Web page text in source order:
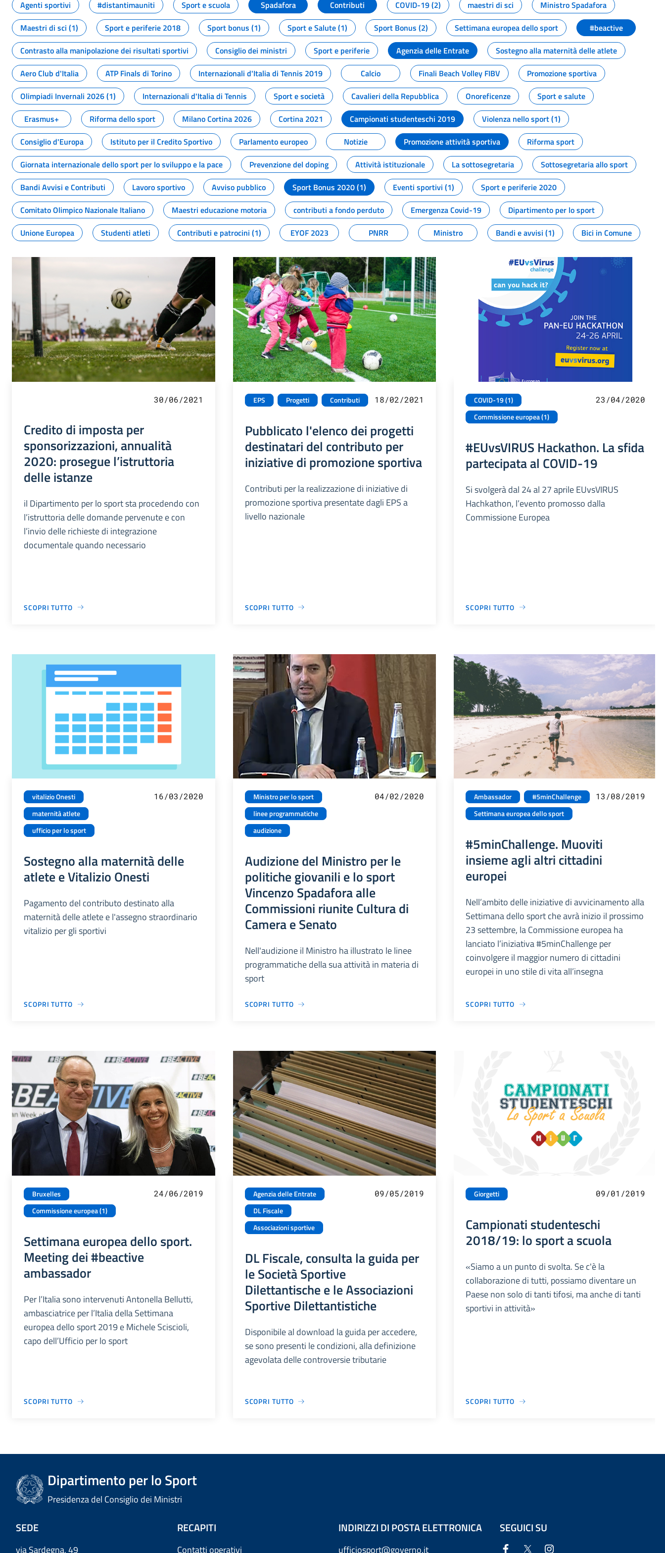
Agenti sportivi
#distantimauniti Sport e scuola Spadafora Contributi COVID-19 (2) maestri di sci
Ministro Spadafora
Maestri di sci (1)
Sport e periferie 2018 Sport bonus (1) Sport e Salute (1) Sport Bonus (2) Settimana europea dello sport
#beactive
Contrasto alla manipolazione dei risultati sportivi
Consiglio dei ministri Sport e periferie Agenzia delle Entrate
Sostegno alla maternità delle atlete
Aero Club d'Italia
ATP Finals di Torino Internazionali d'Italia di Tennis 2019 Calcio Finali Beach Volley FIBV
Promozione sportiva
Olimpiadi Invernali 2026 (1)
Internazionali d'Italia di Tennis Sport e società Cavalieri della Repubblica Onoreficenze
Sport e salute
Erasmus+
Riforma dello sport Milano Cortina 2026 Cortina 2021 Campionati studenteschi 2019
Violenza nello sport (1)
Consiglio d'Europa
Istituto per il Credito Sportivo Parlamento europeo Notizie Promozione attività sportiva
Riforma sport
Giornata internazionale dello sport per lo sviluppo e la pace
Prevenzione del doping Attività istituzionale La sottosegretaria
Sottosegretaria allo sport
Bandi Avvisi e Contributi
Lavoro sportivo Avviso pubblico Sport Bonus 2020 (1) Eventi sportivi (1)
Sport e periferie 2020
Comitato Olimpico Nazionale Italiano
Maestri educazione motoria contributi a fondo perduto Emergenza Covid-19
Dipartimento per lo sport
Unione Europea
Studenti atleti Contributi e patrocini (1) EYOF 2023 PNRR Ministro Bandi e avvisi (1) Bici in Comune
30/06/2021
Credito di imposta per
sponsorizzazioni, annualità
2020: prosegue l’istruttoria
delle istanze
il Dipartimento per lo sport sta procedendo con
l’istruttoria delle domande pervenute e con
l’invio delle richieste di integrazione
documentale quando necessario
SCOPRI TUTTO
EPS Progetti Contributi 18/02/2021
Pubblicato l'elenco dei progetti
destinatari del contributo per
iniziative di promozione sportiva
Contributi per la realizzazione di iniziative di
promozione sportiva presentate dagli EPS a
livello nazionale
SCOPRI TUTTO
COVID-19 (1)
Commissione europea (1)
23/04/2020
#EUvsVIRUS Hackathon. La sfida
partecipata al COVID-19
Si svolgerà dal 24 al 27 aprile EUvsVIRUS
Hachkathon, l’evento promosso dalla
Commissione Europea
SCOPRI TUTTO
vitalizio Onesti
maternità atlete
ufficio per lo sport
16/03/2020
Sostegno alla maternità delle
atlete e Vitalizio Onesti
Pagamento del contributo destinato alla
maternità delle atlete e l'assegno straordinario
vitalizio per gli sportivi
SCOPRI TUTTO
Ministro per lo sport
linee programmatiche
audizione
04/02/2020
Audizione del Ministro per le
politiche giovanili e lo sport
Vincenzo Spadafora alle
Commissioni riunite Cultura di
Camera e Senato
Nell'audizione il Ministro ha illustrato le linee
programmatiche della sua attività in materia di
sport
SCOPRI TUTTO
Ambassador
#5minChallenge
Settimana europea dello sport
13/08/2019
#5minChallenge. Muoviti
insieme agli altri cittadini
europei
Nell’ambito delle iniziative di avvicinamento alla
Settimana dello sport che avrà inizio il prossimo
23 settembre, la Commissione europea ha
lanciato l’iniziativa #5minChallenge per
coinvolgere il maggior numero di cittadini
europei in uno stile di vita all’insegna
SCOPRI TUTTO
Bruxelles
Commissione europea (1)
24/06/2019
Settimana europea dello sport.
Meeting dei #beactive
ambassador
Per l’Italia sono intervenuti Antonella Bellutti,
ambasciatrice per l’Italia della Settimana
europea dello sport 2019 e Michele Sciscioli,
capo dell’Ufficio per lo sport
SCOPRI TUTTO
Agenzia delle Entrate
DL Fiscale
Associazioni sportive
09/05/2019
DL Fiscale, consulta la guida per
le Società Sportive
Dilettantische e le Associazioni
Sportive Dilettantistiche
Disponibile al download la guida per accedere,
se sono presenti le condizioni, alla definizione
agevolata delle controversie tributarie
SCOPRI TUTTO
Giorgetti 09/01/2019
Campionati studenteschi
2018/19: lo sport a scuola
«Siamo a un punto di svolta. Se c'è la
collaborazione di tutti, possiamo diventare un
Paese non solo di tanti tifosi, ma anche di tanti
sportivi in attività»
SCOPRI TUTTO
Dipartimento per lo Sport
Presidenza del Consiglio dei Ministri
SEDE
via Sardegna, 49
RECAPITI
Contatti operativi
INDIRIZZI DI POSTA ELETTRONICA
ufficiosport@governo.it
SEGUICI SU